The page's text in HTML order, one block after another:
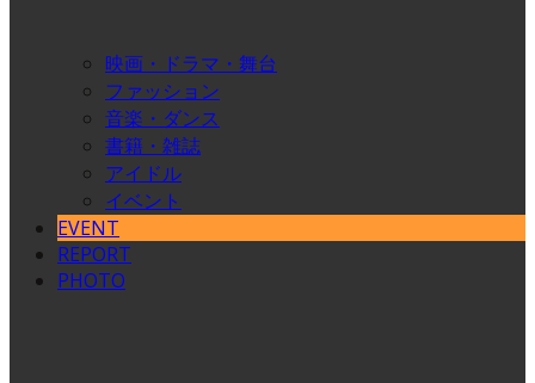
映画・ドラマ・舞台
ファッション
音楽・ダンス
書籍・雑誌
アイドル
イベント
EVENT
REPORT
PHOTO